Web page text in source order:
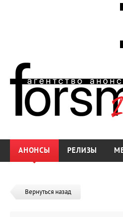
АНОНСЫ РЕЛИЗЫ
Вернуться назад